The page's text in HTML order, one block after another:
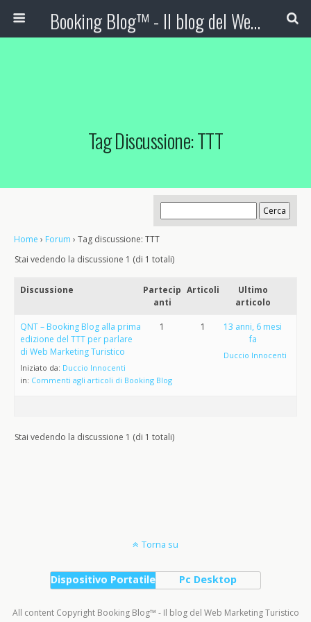
Booking Blog™ - Il blog del Web Marketing Turistico
Tag Discussione: TTT
Home › Forum › Tag discussione: TTT
Stai vedendo la discussione 1 (di 1 totali)
Discussione
Partecip
anti
Articoli
Ultimo
articolo
QNT – Booking Blog alla prima
edizione del TTT per parlare
di Web Marketing Turistico
Iniziato da: Duccio Innocenti
in: Commenti agli articoli di Booking Blog
1 1
13 anni, 6 mesi
fa
Duccio Innocenti
Stai vedendo la discussione 1 (di 1 totali)
Torna su
Dispositivo Portatile Pc Desktop
All content Copyright Booking Blog™ - Il blog del Web Marketing Turistico